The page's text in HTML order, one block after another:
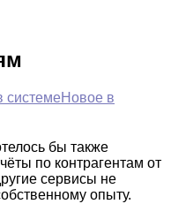
Новое в
бы также
по контрагентам от
сервисы не
опыту.